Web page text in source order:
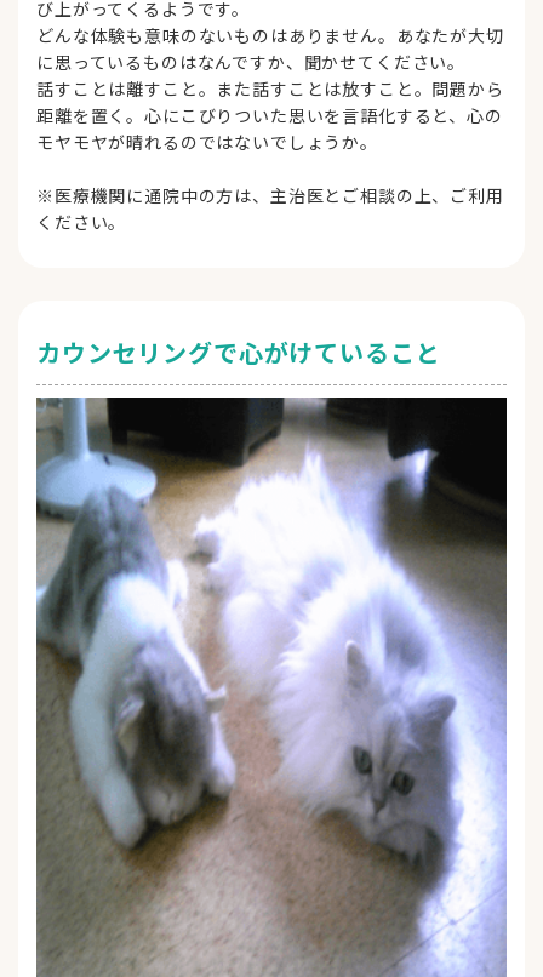
び上がってくるようです。
どんな体験も意味のないものはありません。あなたが大切
に思っているものはなんですか、聞かせてください。
話すことは離すこと。また話すことは放すこと。問題から
距離を置く。心にこびりついた思いを言語化すると、心の
モヤモヤが晴れるのではないでしょうか。
※医療機関に通院中の方は、主治医とご相談の上、ご利用
ください。
カウンセリングで心がけていること